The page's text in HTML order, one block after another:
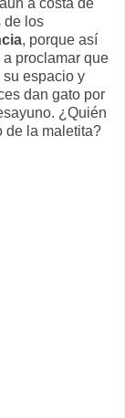
de los
, porque así
proclamar que
su espacio y
dan gato por
¿Quién
de la maletita?